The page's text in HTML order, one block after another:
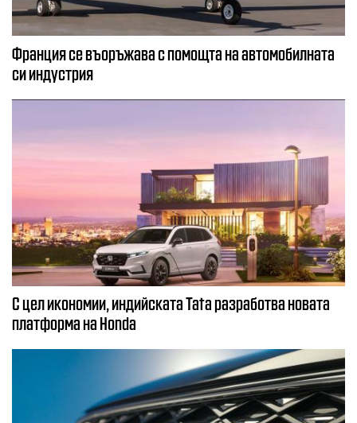
Франция се въоръжава с помощта на автомобилната
си индустрия
С цел икономии, индийската Tata разработва новата
платформа на Honda